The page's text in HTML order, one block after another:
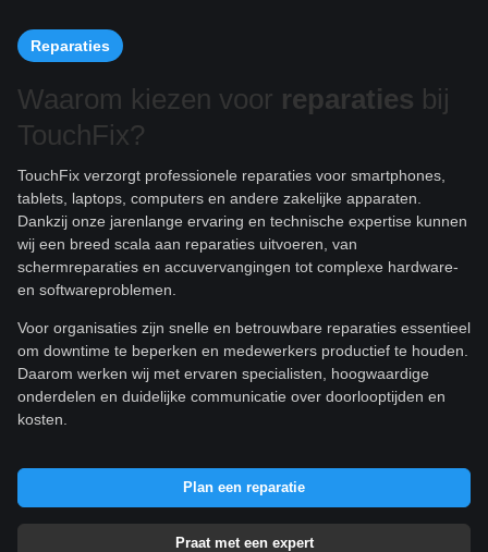
Reparaties
Waarom kiezen voor reparaties bij
TouchFix?
TouchFix verzorgt professionele reparaties voor smartphones,
tablets, laptops, computers en andere zakelijke apparaten.
Dankzij onze jarenlange ervaring en technische expertise kunnen
wij een breed scala aan reparaties uitvoeren, van
schermreparaties en accuvervangingen tot complexe hardware-
en softwareproblemen.
Voor organisaties zijn snelle en betrouwbare reparaties essentieel
om downtime te beperken en medewerkers productief te houden.
Daarom werken wij met ervaren specialisten, hoogwaardige
onderdelen en duidelijke communicatie over doorlooptijden en
kosten.
Plan een reparatie
Praat met een expert